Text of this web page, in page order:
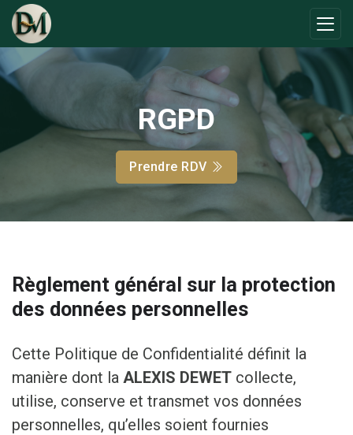
RGPD
Prendre RDV
Règlement général sur la protection
des données personnelles
Cette Politique de Confidentialité définit la
manière dont la ALEXIS DEWET collecte,
utilise, conserve et transmet vos données
personnelles, qu’elles soient fournies